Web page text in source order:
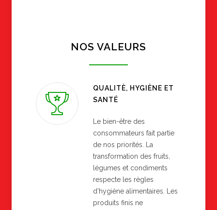
NOS VALEURS
QUALITÈ, HYGIÈNE ET
SANTÉ
Le bien-être des
consommateurs fait partie
de nos priorités. La
transformation des fruits,
légumes et condiments
respecte les règles
d’hygiène alimentaires. Les
produits finis ne